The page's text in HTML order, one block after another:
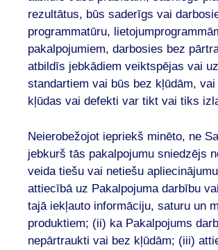
rezultātus, būs saderīgs vai
programmatūru,
pakalpojumiem, darbosies bez
atbildīs jebkādiem veiktspējas vai
standartiem vai būs bez kļūdām,
kļūdas vai defekti var tikt vai tiks
Neierobežojot iepriekš minēto, ne
jebkurš tās pakalpojumu sniedzējs
veida tiešu vai netiešu
attiecībā uz Pakalpojuma darbību
tajā iekļauto informāciju, saturu un
produktiem; (ii) ka Pakalpojums
nepārtraukti vai bez kļūdām; (iii)